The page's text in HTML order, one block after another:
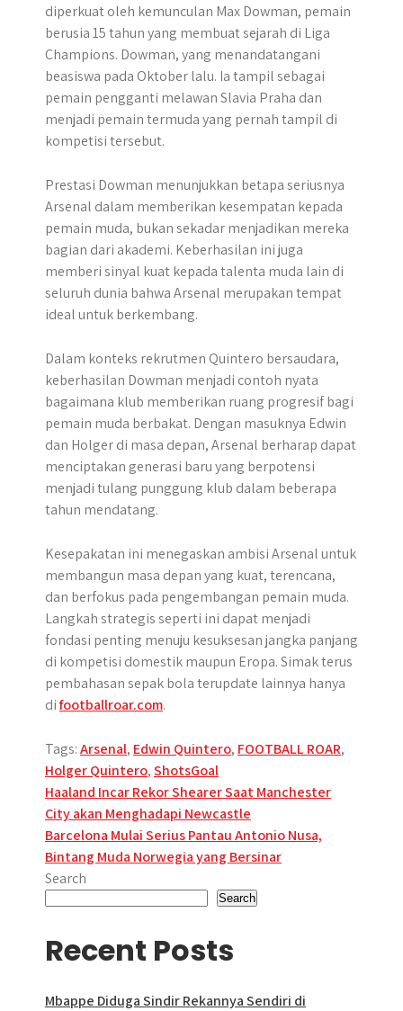
diperkuat oleh kemunculan Max Dowman, pemain
berusia 15 tahun yang membuat sejarah di Liga
Champions. Dowman, yang menandatangani
beasiswa pada Oktober lalu. Ia tampil sebagai
pemain pengganti melawan Slavia Praha dan
menjadi pemain termuda yang pernah tampil di
kompetisi tersebut.
Prestasi Dowman menunjukkan betapa seriusnya
Arsenal dalam memberikan kesempatan kepada
pemain muda, bukan sekadar menjadikan mereka
bagian dari akademi. Keberhasilan ini juga
memberi sinyal kuat kepada talenta muda lain di
seluruh dunia bahwa Arsenal merupakan tempat
ideal untuk berkembang.
Dalam konteks rekrutmen Quintero bersaudara,
keberhasilan Dowman menjadi contoh nyata
bagaimana klub memberikan ruang progresif bagi
pemain muda berbakat. Dengan masuknya Edwin
dan Holger di masa depan, Arsenal berharap dapat
menciptakan generasi baru yang berpotensi
menjadi tulang punggung klub dalam beberapa
tahun mendatang.
Kesepakatan ini menegaskan ambisi Arsenal untuk
membangun masa depan yang kuat, terencana,
dan berfokus pada pengembangan pemain muda.
Langkah strategis seperti ini dapat menjadi
fondasi penting menuju kesuksesan jangka panjang
di kompetisi domestik maupun Eropa. Simak terus
pembahasan sepak bola terupdate lainnya hanya
difootballroar.com.
Tags:Arsenal, Edwin Quintero, FOOTBALL ROAR,
Holger Quintero,ShotsGoal
Post
navigation
Haaland Incar Rekor Shearer Saat Manchester
City akan Menghadapi Newcastle
Barcelona Mulai Serius Pantau Antonio Nusa,
Bintang Muda Norwegia yang Bersinar
Search
Search
Recent Posts
Mbappe Diduga Sindir Rekannya Sendiri di